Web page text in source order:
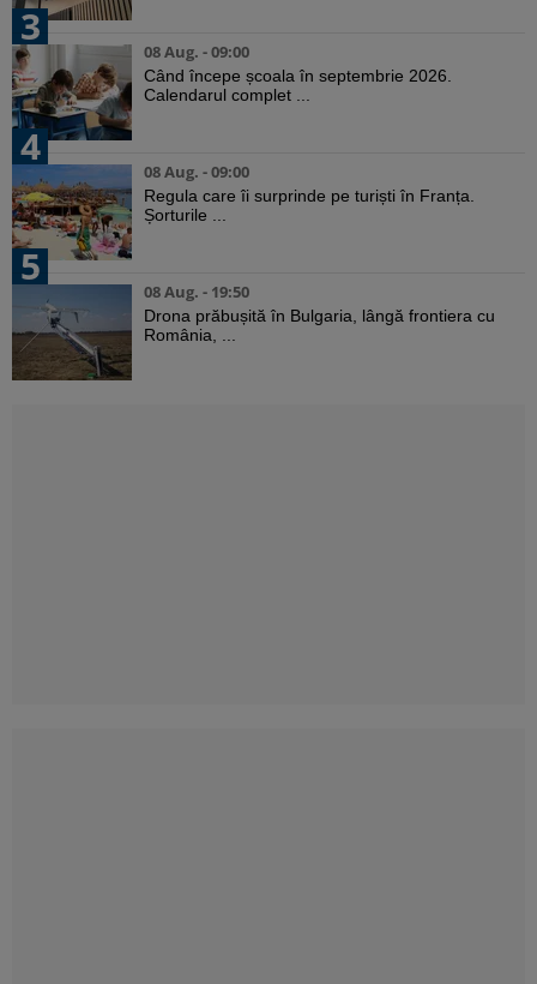
3
08 Aug. - 09:00
Când începe școala în septembrie 2026.
Calendarul complet ...
4
08 Aug. - 09:00
Regula care îi surprinde pe turiști în Franța.
Șorturile ...
5
08 Aug. - 19:50
Drona prăbușită în Bulgaria, lângă frontiera cu
România, ...